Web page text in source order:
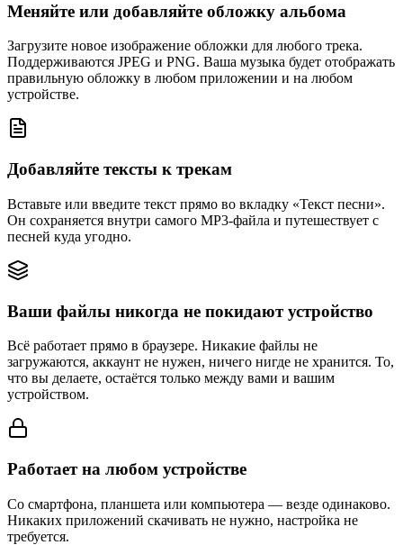
Меняйте или добавляйте обложку альбома
Загрузите новое изображение обложки для любого трека.
Поддерживаются JPEG и PNG. Ваша музыка будет отображать
правильную обложку в любом приложении и на любом
устройстве.
Добавляйте тексты к трекам
Вставьте или введите текст прямо во вкладку «Текст песни».
Он сохраняется внутри самого MP3-файла и путешествует с
песней куда угодно.
Ваши файлы никогда не покидают устройство
Всё работает прямо в браузере. Никакие файлы не
загружаются, аккаунт не нужен, ничего нигде не хранится. То,
что вы делаете, остаётся только между вами и вашим
устройством.
Работает на любом устройстве
Со смартфона, планшета или компьютера — везде одинаково.
Никаких приложений скачивать не нужно, настройка не
требуется.